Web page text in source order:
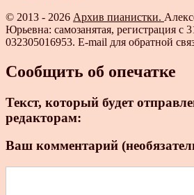
© 2013 - 2026 Архив пианистки.
Юрьевна: самозанятая, регистрация с
032305016953. E-mail для обратной
Сообщить об опечатке
Текст, который будет
редакторам:
Ваш комментарий